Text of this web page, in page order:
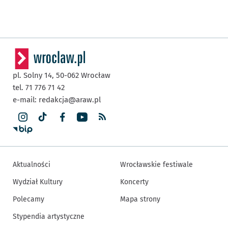
pl. Solny 14, 50-062 Wrocław
tel. 71 776 71 42
e-mail: redakcja@araw.pl
Aktualności
Wydział Kultury
Polecamy
Stypendia artystyczne
Wrocławskie festiwale
Koncerty
Mapa strony